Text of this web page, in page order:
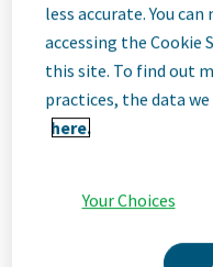
Beginn Mai/Juni
Dauer 6 Monate
Wir sind Teva
Unternehmen, das durch
unterstützt wird. Ganz
Bereichen
weltweite Bereitstellung
less accurate. You
accessing the
this site. To find out
practices, the data
here.
Your Choices